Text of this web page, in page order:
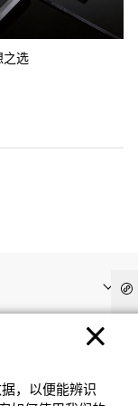
之选
，以便能辨识